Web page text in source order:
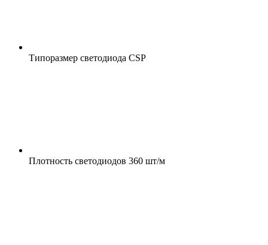
Типоразмер светодиода CSP
Плотность светодиодов 360 шт/м